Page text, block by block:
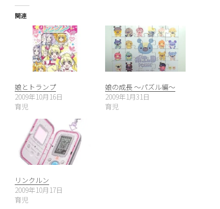
関連
娘とトランプ
2009年10月16日
育児
娘の成長 〜パズル編〜
2009年1月31日
育児
リンクルン
2009年10月17日
育児